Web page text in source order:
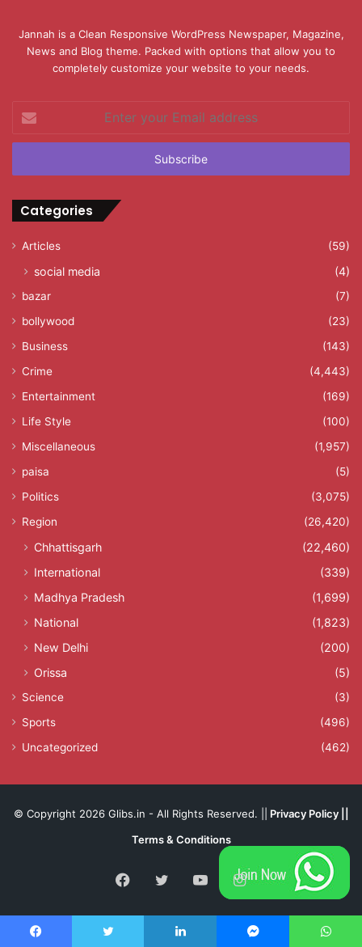
Jannah is a Clean Responsive WordPress Newspaper, Magazine,
News and Blog theme. Packed with options that allow you to
completely customize your website to your needs.
your
Email
Categories
Articles (59)
social media (4)
bazar
(7)
bollywood
(23)
Business
(143)
Crime
(4,443)
Entertainment
(169)
Life Style
(100)
Miscellaneous
(1,957)
paisa
(5)
Politics
(3,075)
Region
(26,420)
Chhattisgarh
(22,460)
International
(339)
Madhya Pradesh
(1,699)
National
(1,823)
New Delhi
(200)
Orissa
(5)
Science
(3)
Sports
(496)
Uncategorized
(462)
© Copyright 2026 Glibs.in - All Rights Reserved. || Privacy Policy||
Terms & Conditions
Facebook
TwitterYouTubeInstagram